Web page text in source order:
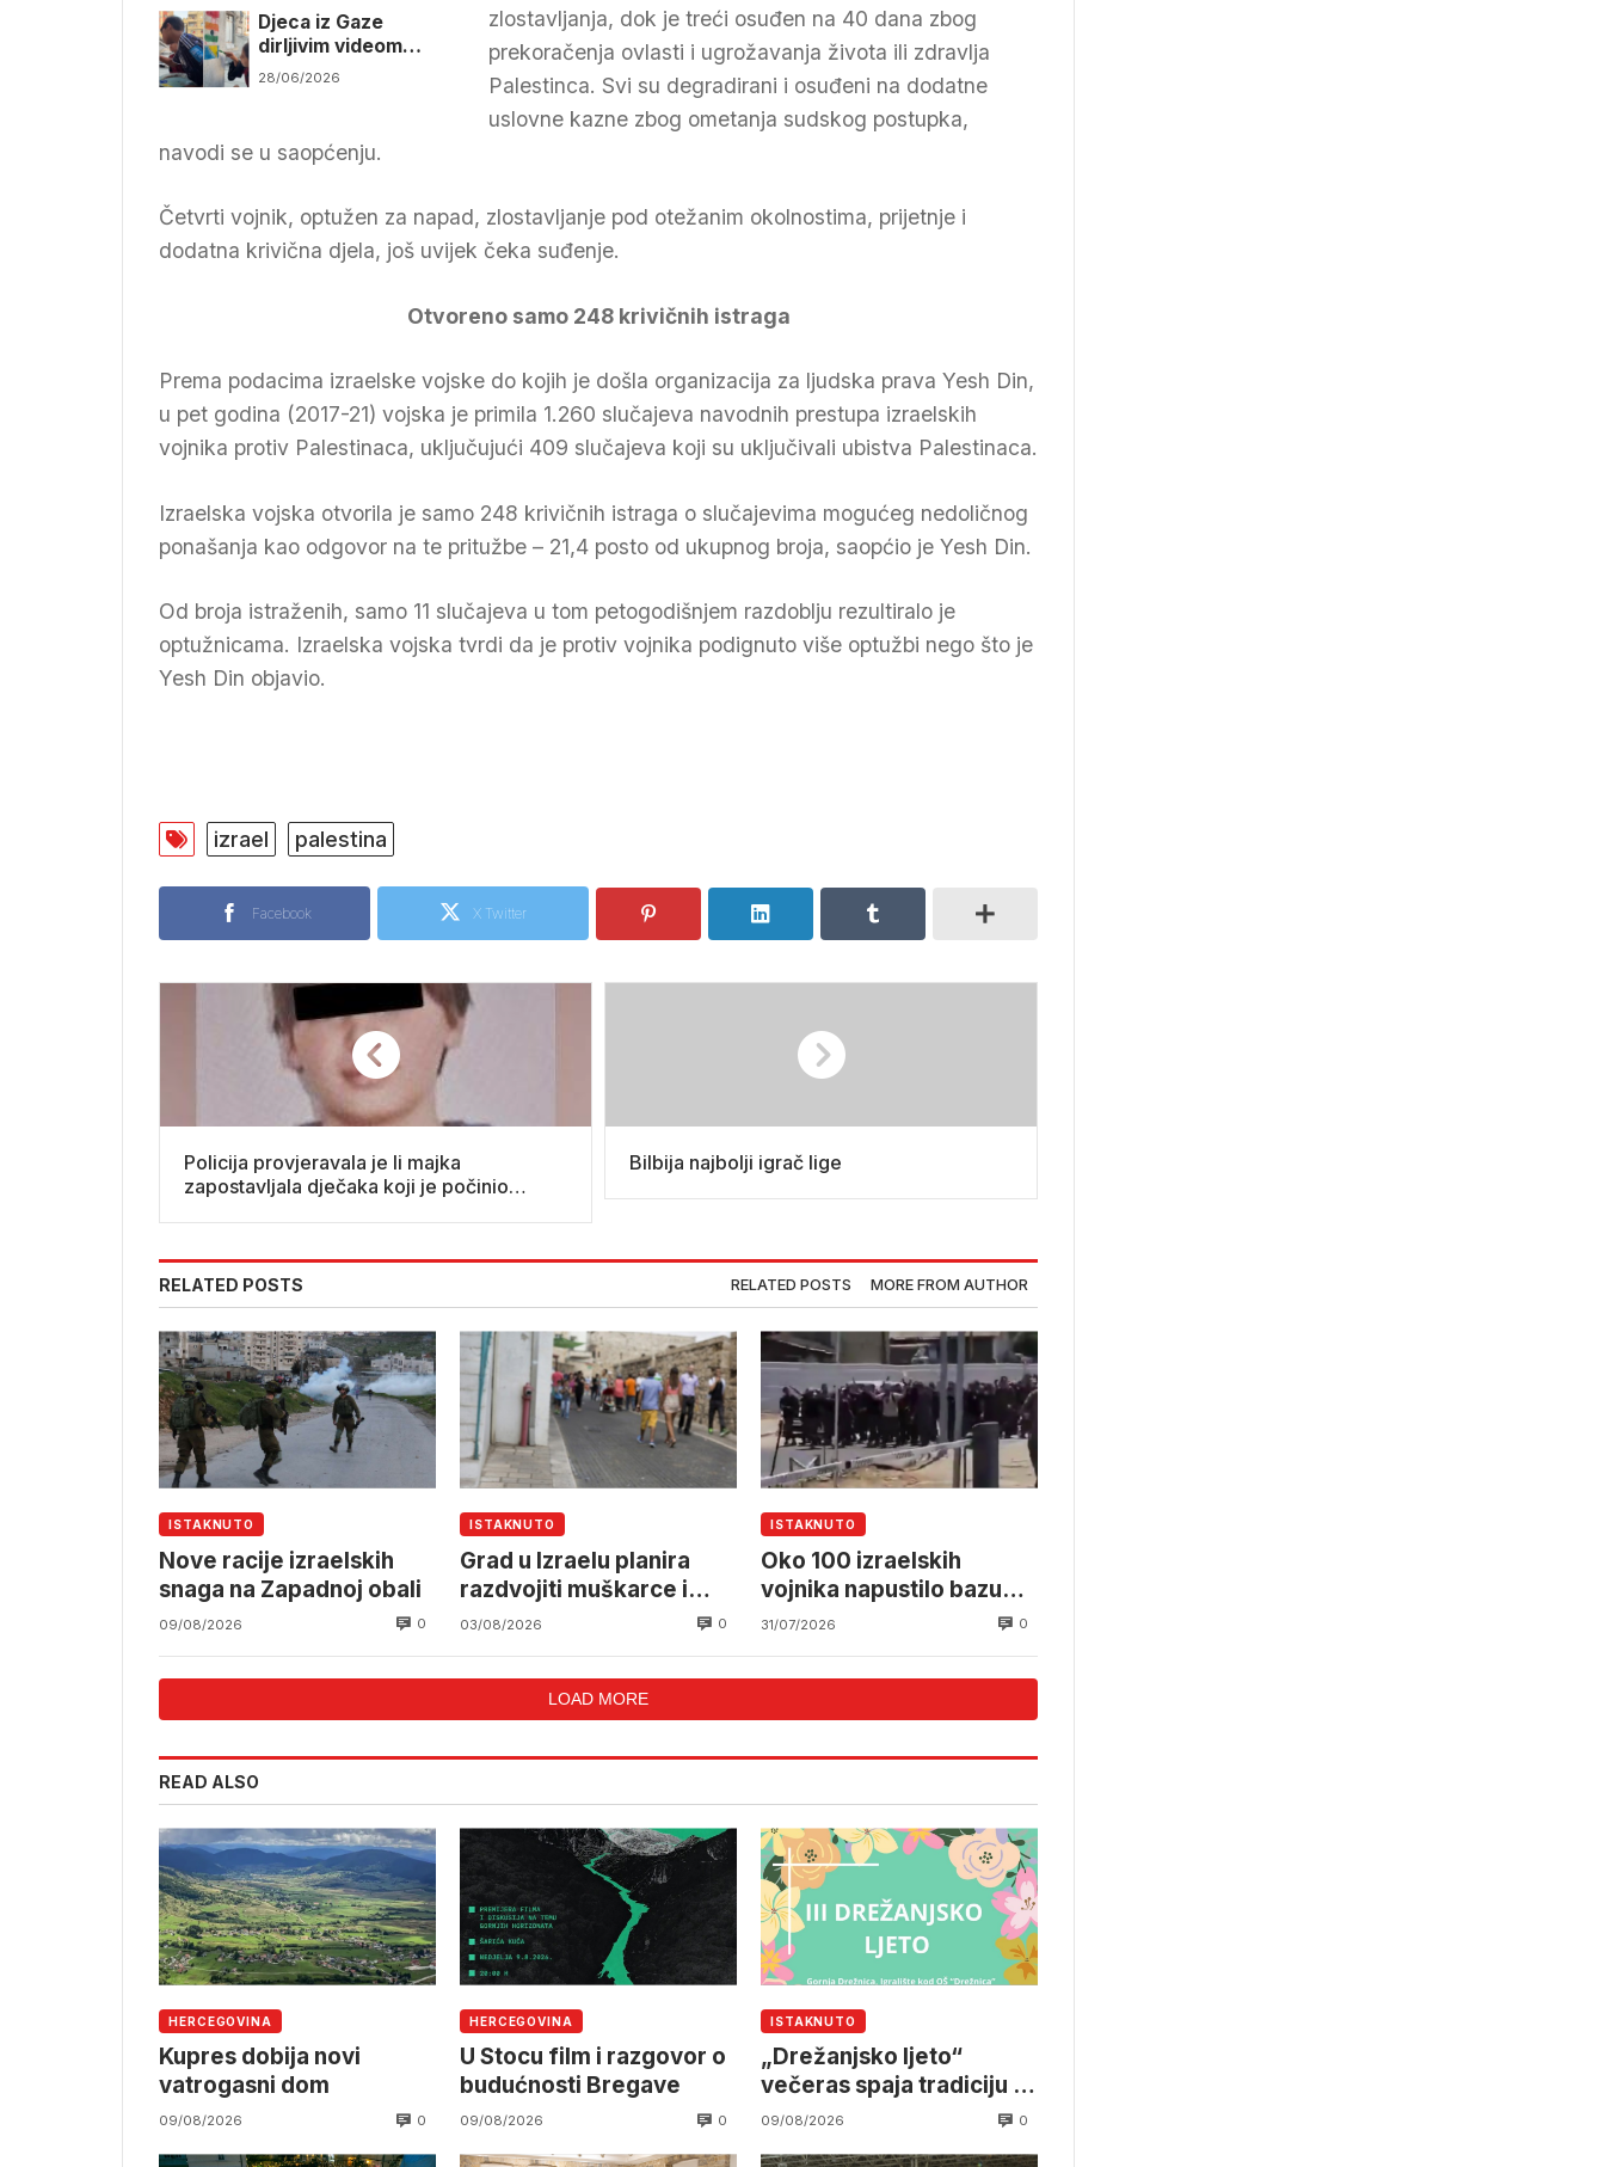
Djeca iz Gaze
dirljivim videom
zahvalila navijačima
28/06/2026
zlostavljanja, dok je treći osuđen na 40 dana zbog
prekoračenja ovlasti i ugrožavanja života ili zdravlja
Palestinca. Svi su degradirani i osuđeni na dodatne
uslovne kazne zbog ometanja sudskog postupka,
navodi se u saopćenju.
Četvrti vojnik, optužen za napad, zlostavljanje pod otežanim okolnostima, prijetnje i
dodatna krivična djela, još uvijek čeka suđenje.
Otvoreno samo 248 krivičnih istraga
Prema podacima izraelske vojske do kojih je došla organizacija za ljudska prava Yesh Din,
u pet godina (2017-21) vojska je primila 1.260 slučajeva navodnih prestupa izraelskih
vojnika protiv Palestinaca, uključujući 409 slučajeva koji su uključivali ubistva Palestinaca.
Izraelska vojska otvorila je samo 248 krivičnih istraga o slučajevima mogućeg nedoličnog
ponašanja kao odgovor na te pritužbe – 21,4 posto od ukupnog broja, saopćio je Yesh Din.
Od broja istraženih, samo 11 slučajeva u tom petogodišnjem razdoblju rezultiralo je
optužnicama. Izraelska vojska tvrdi da je protiv vojnika podignuto više optužbi nego što je
Yesh Din objavio.
izrael palestina
Facebook X Twitter
Policija provjeravala je li majka
zapostavljala dječaka koji je počinio
Bilbija najbolji igrač lige
RELATED POSTS RELATED POSTS MORE FROM AUTHOR
ISTAKNUTO
Nove racije izraelskih
snaga na Zapadnoj obali
09/08/2026 0
ISTAKNUTO
Grad u Izraelu planira
razdvojiti muškarce i
žene na ulicama
03/08/2026 0
ISTAKNUTO
Oko 100 izraelskih
vojnika napustilo bazu
nakon sukoba s
31/07/2026 0
LOAD MORE
READ ALSO
HERCEGOVINA
Kupres dobija novi
vatrogasni dom
09/08/2026 0
HERCEGOVINA
U Stocu film i razgovor o
budućnosti Bregave
09/08/2026 0
ISTAKNUTO
„Drežanjsko ljeto“
večeras spaja tradiciju i
humanost
09/08/2026 0